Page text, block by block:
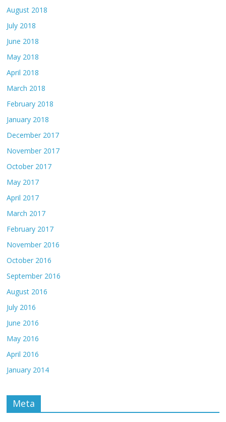
August 2018
July 2018
June 2018
May 2018
April 2018
March 2018
February 2018
January 2018
December 2017
November 2017
October 2017
May 2017
April 2017
March 2017
February 2017
November 2016
October 2016
September 2016
August 2016
July 2016
June 2016
May 2016
April 2016
January 2014
Meta